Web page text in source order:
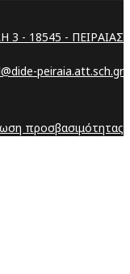
3 - 18545 - ΠΕΙΡΑΙΑΣ
peiraia.att.sch.gr
προσβασιμότητας